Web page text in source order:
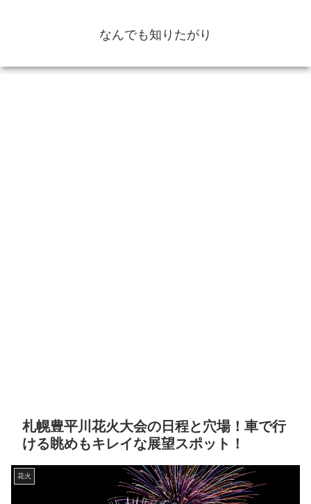
なんでも知りたがり
札幌豊平川花火大会の日程と穴場！車で行
ける眺めもキレイな展望スポット！
花火